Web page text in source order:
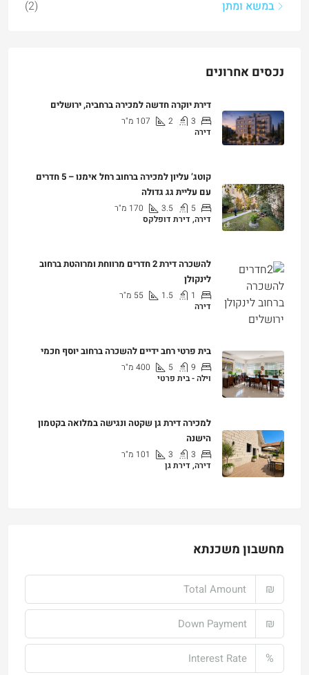
במשא ומתן
(2)
נכסים אחרונים
דירת יוקרה חדשה למכירה ברחביה, ירושלים
3
2
107 מ"ר
דירה
קוטג’ עליון למכירה ברחוב רחל אימנו – 5 חדרים
עם עליית גג גדולה
5
3.5
170 מ"ר
דירה, דירת דופלקס
להשכרה דירת 2 חדרים מרווחת ומרוהטת ברחוב
לינקולן
1
1.5
55 מ"ר
דירה
בית פרטי רחב ידיים להשכרה ברחוב יוסף חכמי
9
5
400 מ"ר
וילה - בית פרטי
למכירה דירת גן שקטה ונגישה במלואה בקטמון
הישנה
3
3
101 מ"ר
דירה, דירת גן
מחשבון משכנתא
₪
₪
%